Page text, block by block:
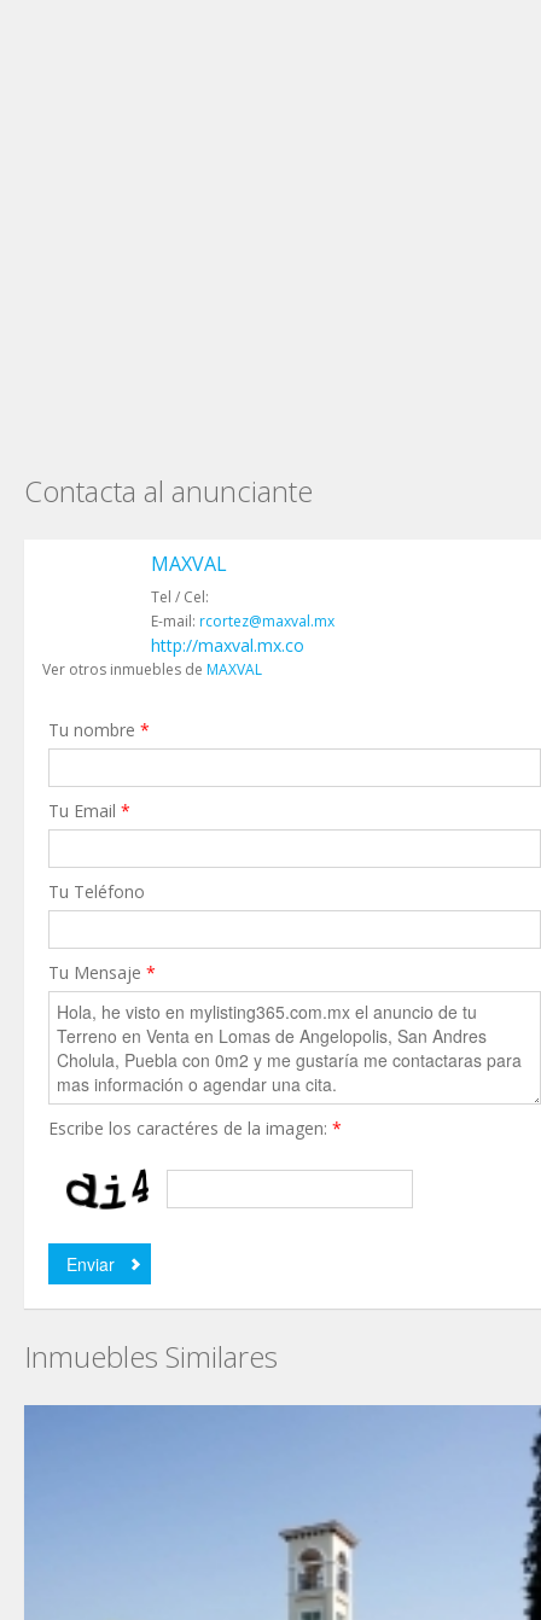
Contacta al anunciante
MAXVAL
Tel / Cel:
E-mail: rcortez@maxval.mx
http://maxval.mx.co
Ver otros inmuebles de MAXVAL
Tu nombre *
Tu Email *
Tu Teléfono
Tu Mensaje *
Escribe los caractéres de la imagen: *
Inmuebles Similares